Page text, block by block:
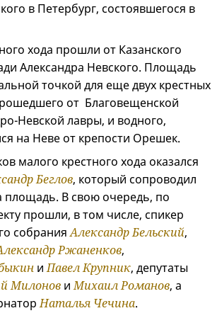
в Петербург, состоявшегося в
хода прошли от Казанского
Александра Невского. Площадь
точкой для еще двух крестных
от Благовещенской
Невской лавры, и водного,
на Неве от крепости Орешек.
малого крестного хода оказался
Беглов, который сопроводил
площадь. В свою очередь, по
прошли, в том числе, спикер
собранияАлександр Бельский,
Ржаненков,
иПавел Крупник, депутаты
Милонов иМихаил Романов, а
Наталья Чечина.